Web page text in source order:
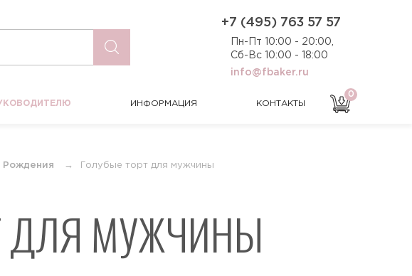
+7 (495) 763 57 57
Пн-Пт 10:00 - 20:00,
Сб-Вс 10:00 - 18:00
info@fbaker.ru
ИНФОРМАЦИЯ КОНТАКТЫ
0
КОНТАКТЫ
Рождения Голубые торт для мужчины
ДЛЯ МУЖЧИНЫ